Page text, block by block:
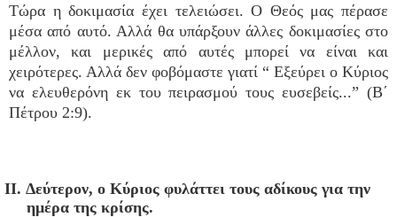
Τώρα η δοκιμασία έχει τελειώσει. Ο Θεός μας πέρασε
μέσα από αυτό. Αλλά θα υπάρξουν άλλες δοκιμασίες στο
μέλλον, και μερικές από αυτές μπορεί να είναι και
χειρότερες. Αλλά δεν φοβόμαστε γιατί “ Εξεύρει ο Κύριος
να ελευθερόνη εκ του πειρασμού τους ευσεβείς...” (Β΄
Πέτρου 2:9).
II. Δεύτερον, ο Κύριος φυλάττει τους αδίκους για την
ημέρα της κρίσης.